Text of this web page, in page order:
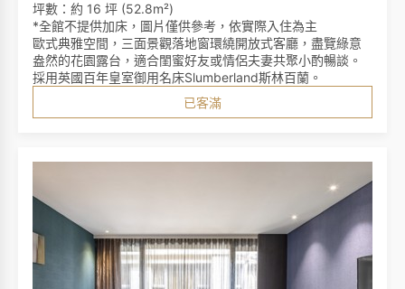
坪數：約 16 坪 (52.8m²)
*全館不提供加床，圖片僅供參考，依實際入住為主
歐式典雅空間，三面景觀落地窗環繞開放式客廳，盡覽綠意
盎然的花園露台，適合閨蜜好友或情侶夫妻共聚小酌暢談。
採用英國百年皇室御用名床Slumberland斯林百蘭。
已客滿